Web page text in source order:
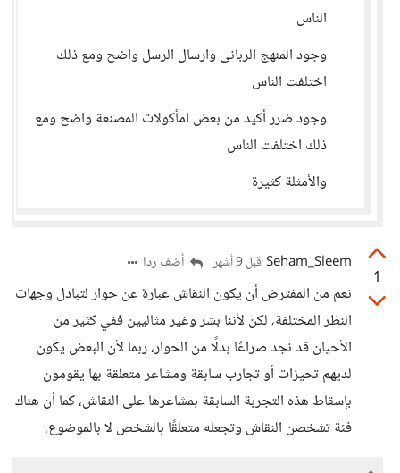
الناس
وجود المنهج الربانى وارسال الرسل واضح ومع ذلك
اختلفت الناس
وجود ضرر أكيد من بعض امأكولات المصنعة واضح ومع
ذلك اختلفت الناس
والأمثلة كثيرة
1
Seham_Sleem قبل 9 أشهر أضف ردا
نعم من المفترض أن يكون النقاش عبارة عن حوار لتبادل وجهات
النظر المختلفة، لكن لأننا بشر وغير مثاليين ففي كثير من
الأحيان قد نجد صراعًا بدلًا من الحوار، ربما لأن البعض يكون
لديهم تحيزات أو تجارب سابقة ومشاعر متعلقة بها يقومون
بإسقاط هذه التجربة السابقة بمشاعرها على النقاش، كما أن هناك
فئة تشخصن النقاش وتجعله متعلقًا بالشخص لا بالموضوع.